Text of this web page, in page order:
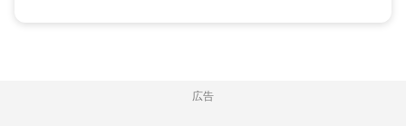
広告